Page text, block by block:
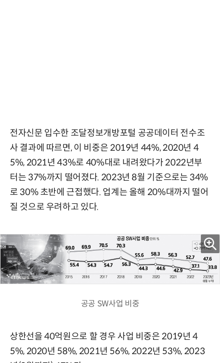
전자신문 입수한 조달정보개방포털 공공데이터 전수조
사 결과에 따르면, 이 비중은 2019년 44%, 2020년 4
5%, 2021년 43%로 40%대로 내려왔다가 2022년부
터는 37%까지 떨어졌다. 2023년 8월 기준으로는 34%
로 30% 초반에 근접했다. 업계는 올해 20%대까지 떨어
질 것으로 우려하고 있다.
공공 SW사업 비중
상한선을 40억원으로 할 경우 사업 비중은 2019년 4
5%, 2020년 58%, 2021년 56%, 2022년 53%, 2023